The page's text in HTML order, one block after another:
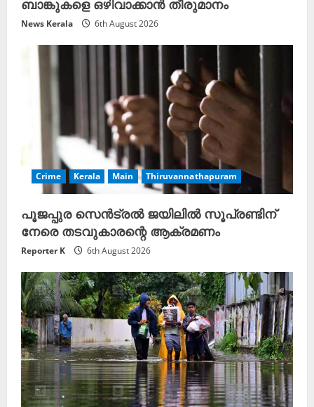
News Kerala 6th August 2026
Crime Kerala Main Thiruvannathapuram
പൂജപ്പുര സെൻട്രൽ ജയിലിൽ സൂപ്രണ്ടിന്
നേരെ തടവുകാരന്റെ ആക്രമണം
Reporter K 6th August 2026